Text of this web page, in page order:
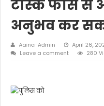
टास्क फोर्स से
अनुभव कर
Aaina-Admin April 26,
Leave a comment
280